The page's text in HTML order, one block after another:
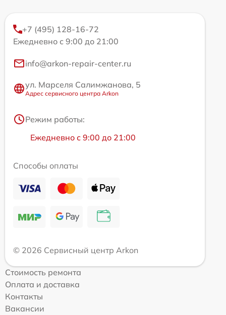
+7 (495) 128-16-72
Ежедневно с 9:00 до 21:00
info@arkon-repair-center.ru
ул. Марселя Салимжанова, 5
Адрес сервисного центра Arkon
Режим работы:
Ежедневно с 9:00 до 21:00
Способы оплаты
© 2026 Сервисный центр Arkon
Стоимость ремонта
Оплата и доставка
Контакты
Вакансии